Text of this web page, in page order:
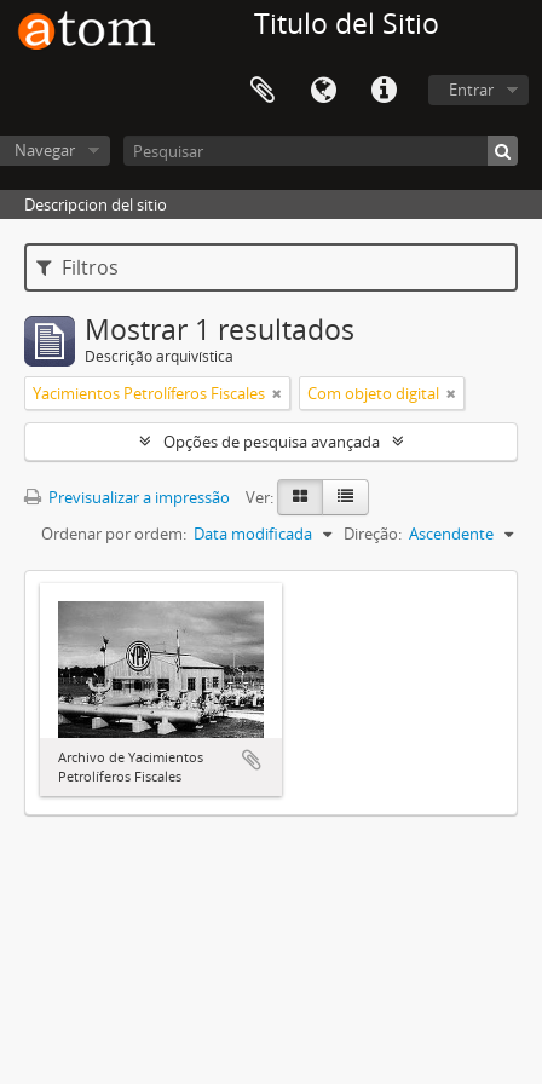
Titulo del Sitio
Entrar
Navegar
Descripcion del sitio
Filtros
Mostrar 1 resultados
Descrição arquivística
Yacimientos Petrolíferos Fiscales Com objeto digital
Opções de pesquisa avançada
Previsualizar a impressão
Ver:
Ordenar por ordem: Data modificada Direção: Ascendente
Archivo de Yacimientos
Petrolíferos Fiscales